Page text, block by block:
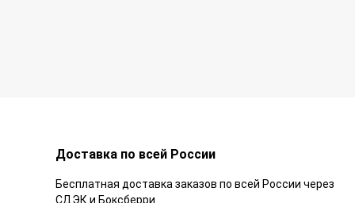
Доставка по всей России
Бесплатная доставка заказов по всей России через
СДЭК и Боксберри